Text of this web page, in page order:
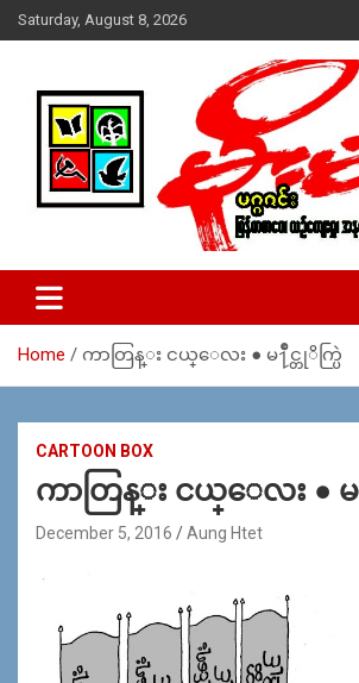
Skip
to
Saturday, August 8, 2026
MoeMaKa Burmese
Media
ယ္ေရး – အမွတ္ ၂၅၄၊ ပထပ္၊ လမ္း ၄၀၊ ေက်
(ဖုုံး – ၀၉ ၂၅၂ ၂၄၉ ၀၉၄ ၊ ၀၉ ၄၂၁ ၇၄၃ ၇
ဇာေစ်းသစ္ ။ ၀၉ ၇၈၆၈၃၇ ၃၀၅ / ၀၉ ၉၆၃၆
Home ကာတြန္း ငယ္ေလး ● မ႑ိဳင္တုိက္ပြဲ
CARTOON BOX
ကာတြန္း ငယ္ေလး ● မ
December 5, 2016 Aung Htet